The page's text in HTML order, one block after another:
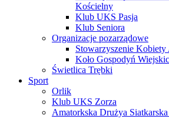
Kościelny
Klub UKS Pasja
Klub Seniora
Organizacje pozarządowe
Stowarzyszenie
Koło Gospodyń
Świetlica Trębki
Sport
Orlik
Klub UKS Zorza
Amatorkska Drużya